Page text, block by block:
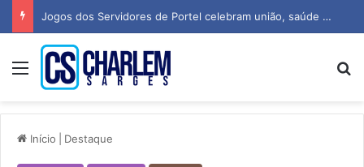
Jogos dos Servidores de Portel celebram união, saúde e espírito esportivo
Menu
Início Destaque